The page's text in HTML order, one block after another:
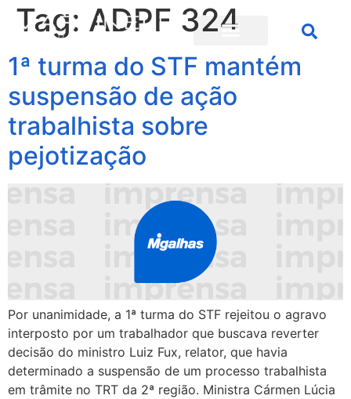
Tag: ADPF 324
1ª turma do STF mantém
suspensão de ação
trabalhista sobre
pejotização
Por unanimidade, a 1ª turma do STF rejeitou o agravo
interposto por um trabalhador que buscava reverter
decisão do ministro Luiz Fux, relator, que havia
determinado a suspensão de um processo trabalhista
em trâmite no TRT da 2ª região. Ministra Cármen Lúcia